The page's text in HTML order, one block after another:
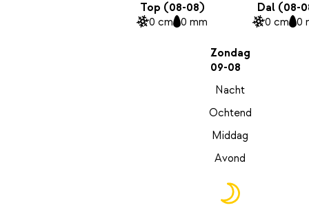
Top (08-08)
0 cm 0 mm
Dal (08-
0 cm 0
Zondag
09-08
Nacht
Ochtend
Middag
Avond